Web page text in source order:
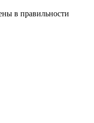
в правильности